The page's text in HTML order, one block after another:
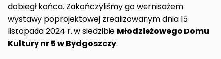
dobiegł końca. Zakończyliśmy go wernisażem
wystawy poprojektowej zrealizowanym dnia 15
listopada 2024 r. w siedzibie Młodzieżowego Domu
Kultury nr 5 w Bydgoszczy.